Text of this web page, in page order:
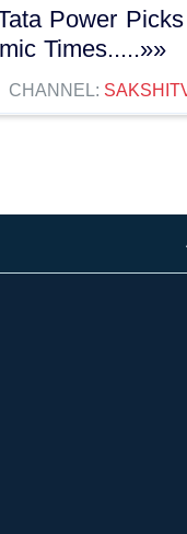
Picks
Times.....»»
CHANNEL: